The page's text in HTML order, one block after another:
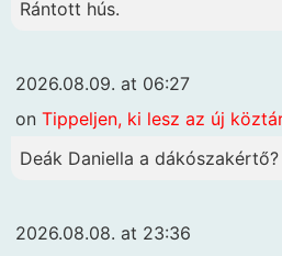
Rántott hús.
2026.08.09. at 06:27
on Tippeljen, ki lesz az új
Deák Daniella a dákószakértő?
2026.08.08. at 23:36